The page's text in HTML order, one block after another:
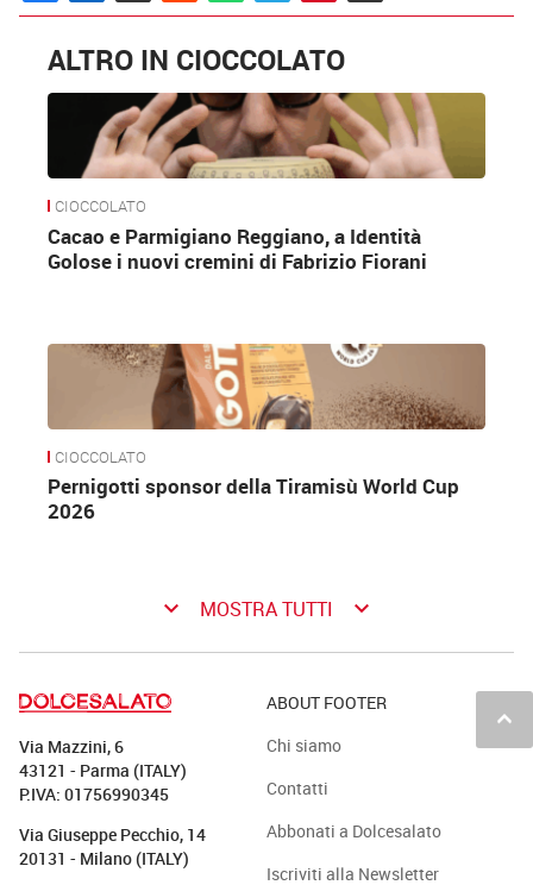
ALTRO IN CIOCCOLATO
CIOCCOLATO
Cacao e Parmigiano Reggiano, a Identità
Golose i nuovi cremini di Fabrizio Fiorani
CIOCCOLATO
Pernigotti sponsor della Tiramisù World Cup
2026
keyboard_arrow_down MOSTRA TUTTI keyboard_arrow_down
keyboard_arrow_up
Via Mazzini, 6
43121 - Parma (ITALY)
P.IVA: 01756990345
Via Giuseppe Pecchio, 14
20131 - Milano (ITALY)
ABOUT FOOTER
Chi siamo
Contatti
Abbonati a Dolcesalato
Iscriviti alla Newsletter